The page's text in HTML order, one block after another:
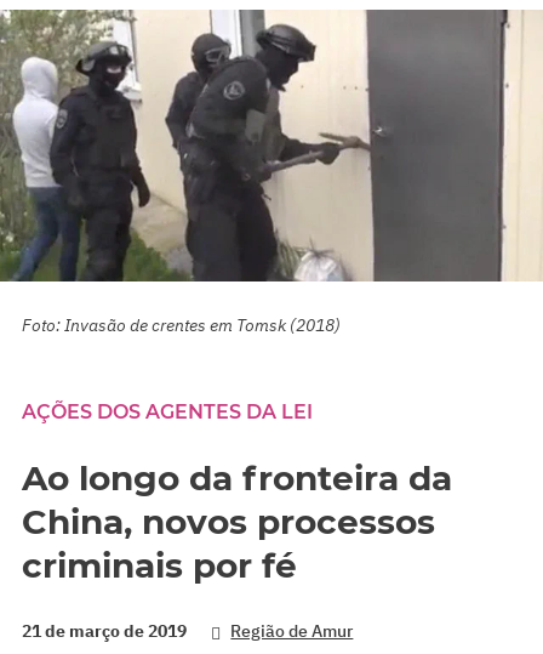
Foto: Invasão de crentes em Tomsk (2018)
AÇÕES DOS AGENTES DA LEI
Ao longo da fronteira da
China, novos processos
criminais por fé
21 de março de 2019 Região de Amur